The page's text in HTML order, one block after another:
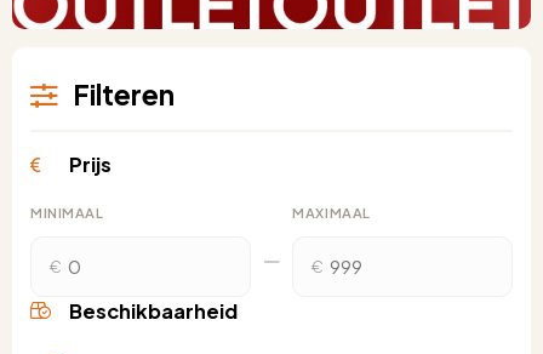
Filteren
Prijs
MINIMAAL
€
MAXIMAAL
€
Beschikbaarheid